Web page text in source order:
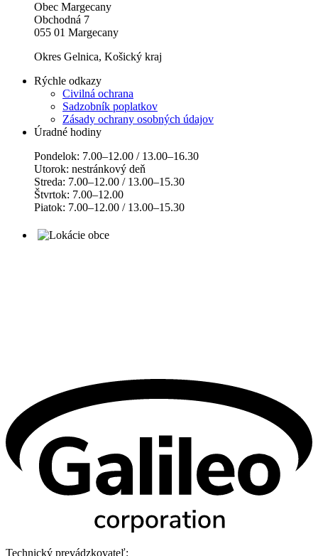
Obec Margecany
Obchodná 7
055 01 Margecany
Okres Gelnica, Košický kraj
Rýchle odkazy
Civilná ochrana
Sadzobník poplatkov
Zásady ochrany osobných údajov
Úradné hodiny
Pondelok: 7.00–12.00 / 13.00–16.30
Utorok: nestránkový deň
Streda: 7.00–12.00 / 13.00–15.30
Štvrtok: 7.00–12.00
Piatok: 7.00–12.00 / 13.00–15.30
Technický prevádzkovateľ: